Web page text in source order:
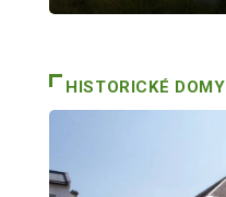
HISTORICKÉ DOMY